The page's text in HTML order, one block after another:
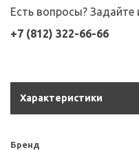
Есть вопросы?
+7 (812) 322-66-66
Характеристики
Бренд